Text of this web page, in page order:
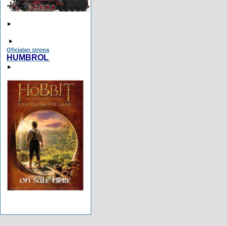
►
►
Oficialan strona
HUMBROL
►